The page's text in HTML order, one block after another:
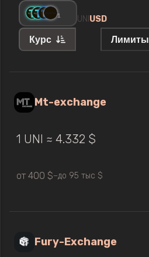
+1 UNI USD
Курс Лимиты
Mt-exchange
1 UNI ≈ 4.332 $
от 400 $—до 95 тыс $
Fury-Exchange